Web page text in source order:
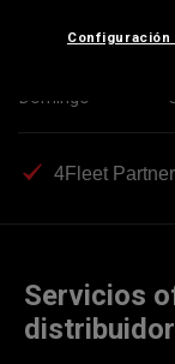
Domingo
4Fleet Partner
Servicios
distribuidor
Configuración